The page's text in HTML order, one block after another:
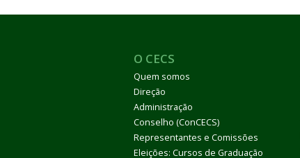
O CECS
Quem somos
Direção
Administração
Conselho (ConCECS)
Representantes e Comissões
Eleições: Cursos de Graduação